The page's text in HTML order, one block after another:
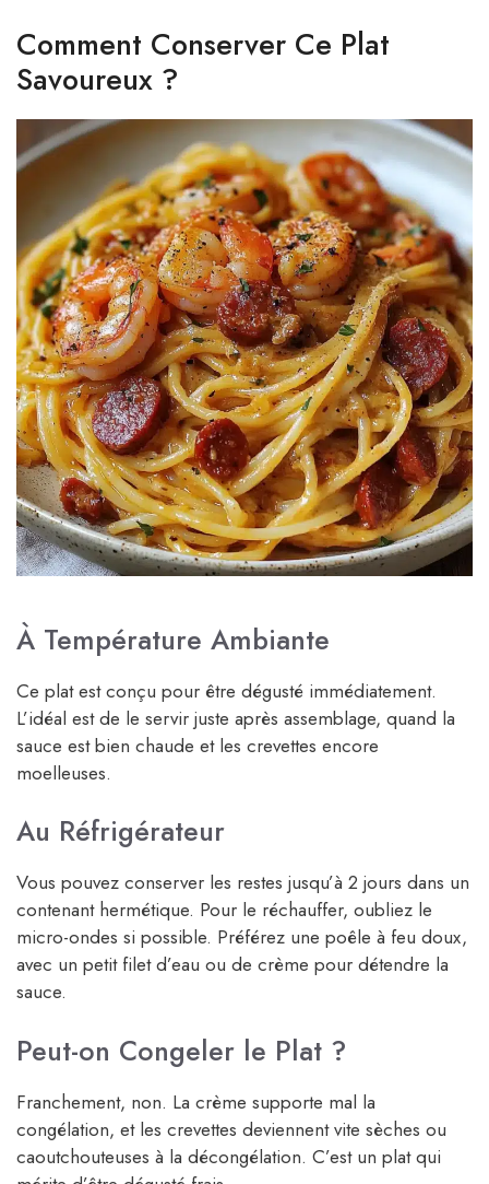
Comment Conserver Ce Plat
Savoureux ?
À Température Ambiante
Ce plat est conçu pour être dégusté immédiatement.
L’idéal est de le servir juste après assemblage, quand la
sauce est bien chaude et les crevettes encore
moelleuses.
Au Réfrigérateur
Vous pouvez conserver les restes jusqu’à 2 jours dans un
contenant hermétique. Pour le réchauffer, oubliez le
micro-ondes si possible. Préférez une poêle à feu doux,
avec un petit filet d’eau ou de crème pour détendre la
sauce.
Peut-on Congeler le Plat ?
Franchement, non. La crème supporte mal la
congélation, et les crevettes deviennent vite sèches ou
caoutchouteuses à la décongélation. C’est un plat qui